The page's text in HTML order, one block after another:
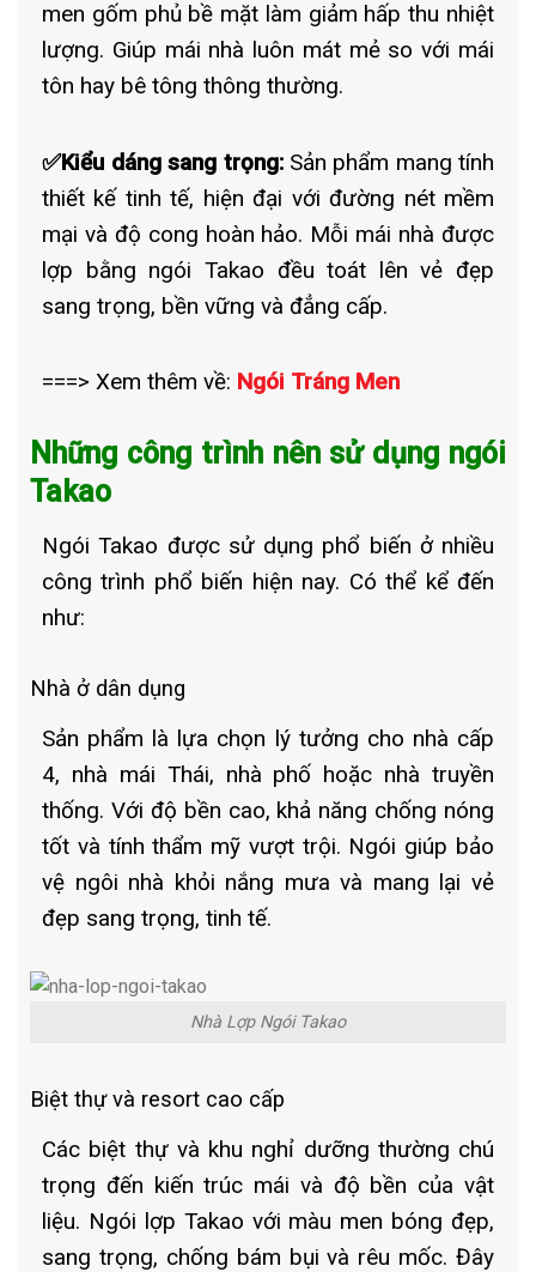
men gốm phủ bề mặt làm giảm hấp thu nhiệt
lượng. Giúp mái nhà luôn mát mẻ so với mái
tôn hay bê tông thông thường.
✅Kiểu dáng sang trọng: Sản phẩm mang tính
thiết kế tinh tế, hiện đại với đường nét mềm
mại và độ cong hoàn hảo. Mỗi mái nhà được
lợp bằng ngói Takao đều toát lên vẻ đẹp
sang trọng, bền vững và đẳng cấp.
===> Xem thêm về: Ngói Tráng Men
Những công trình nên sử dụng ngói
Takao
Ngói Takao được sử dụng phổ biến ở nhiều
công trình phổ biến hiện nay. Có thể kể đến
như:
Nhà ở dân dụng
Sản phẩm là lựa chọn lý tưởng cho nhà cấp
4, nhà mái Thái, nhà phố hoặc nhà truyền
thống. Với độ bền cao, khả năng chống nóng
tốt và tính thẩm mỹ vượt trội. Ngói giúp bảo
vệ ngôi nhà khỏi nắng mưa và mang lại vẻ
đẹp sang trọng, tinh tế.
Nhà Lợp Ngói Takao
Biệt thự và resort cao cấp
Các biệt thự và khu nghỉ dưỡng thường chú
trọng đến kiến trúc mái và độ bền của vật
liệu. Ngói lợp Takao với màu men bóng đẹp,
sang trọng, chống bám bụi và rêu mốc. Đây